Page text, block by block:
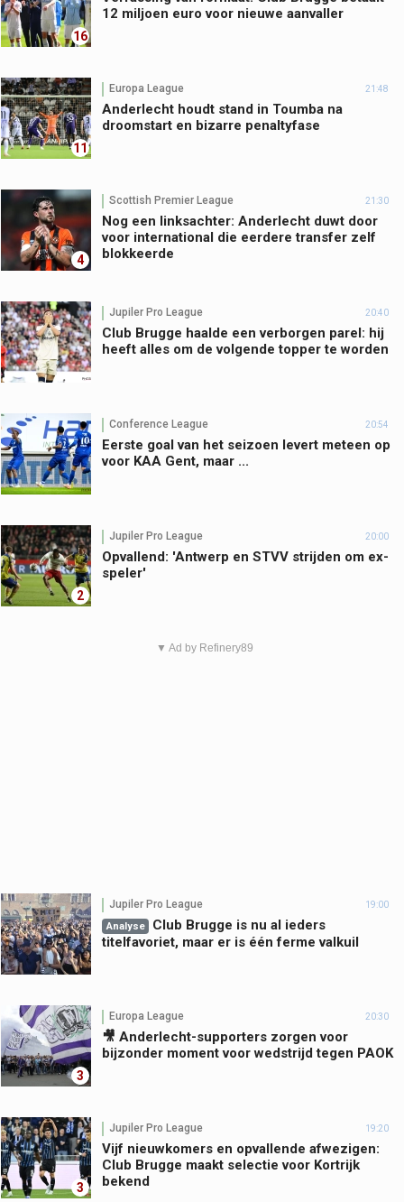
16
12 miljoen euro voor nieuwe aanvaller
11
Europa League 21:48
Anderlecht houdt stand in Toumba na
droomstart en bizarre penaltyfase
4
Scottish Premier League 21:30
Nog een linksachter: Anderlecht duwt door
voor international die eerdere transfer zelf
blokkeerde
Jupiler Pro League 20:40
Club Brugge haalde een verborgen parel: hij
heeft alles om de volgende topper te worden
Conference League 20:54
Eerste goal van het seizoen levert meteen op
voor KAA Gent, maar ...
2
Jupiler Pro League 20:00
Opvallend: 'Antwerp en STVV strijden om ex-
speler'
▼ Ad by Refinery89
Jupiler Pro League 19:00
Analyse
Club Brugge is nu al ieders
titelfavoriet, maar er is één ferme valkuil
3
Europa League 20:30
🎥 Anderlecht-supporters zorgen voor
bijzonder moment voor wedstrijd tegen PAOK
3
Jupiler Pro League 19:20
Vijf nieuwkomers en opvallende afwezigen:
Club Brugge maakt selectie voor Kortrijk
bekend